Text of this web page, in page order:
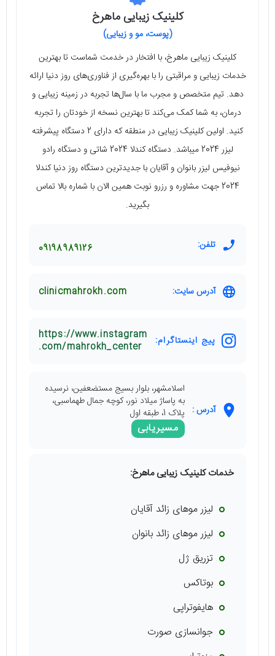
کلینیک زیبایی ماهرخ
(پوست، مو و زیبایی)
کلینیک زیبایی ماهرخ، با افتخار در خدمت شماست تا بهترین
خدمات زیبایی و مراقبتی را با بهره‌گیری از فناوری‌های روز دنیا ارائه
دهد. تیم متخصص و مجرب ما با سال‌ها تجربه در زمینه زیبایی و
درمان، به شما کمک می‌کند تا بهترین نسخه از خودتان را تجربه
کنید. اولین کلینیک زیبایی در منطقه که دارای 2 دستگاه پیشرفته
لیزر 2024 میباشد. دستگاه کندلا 2024 شاتی و دستگاه رادو
نیوفیس لیزر بانوان و آقایان با جدیدترین دستگاه روز دنیا کندلا
2024 جهت مشاوره و رزرو نوبت همین الان با شماره بالا تماس
بگیرید.
تلفن: 09198989126
آدرس سایت: clinicmahrokh.com
پیج اینستاگرام:
https://www.instagram
.com/mahrokh_center
آدرس :
اسلامشهر، بلوار بسیج مستضعفین، نرسیده
به پاساژ میلاد نور، کوچه جمال طهماسبی،
پلاک 1، طبقه اول
مسیریابی
خدمات کلینیک زیبایی ماهرخ:
لیزر موهای زائد آقایان
لیزر موهای زائد بانوان
تزریق ژل
بوتاکس
هایفوتراپی
جوانسازی صورت